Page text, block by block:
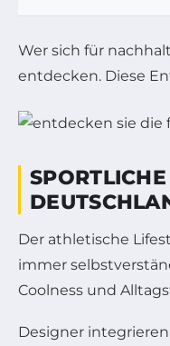
Wer sich für
entdecken. Diese
Der athletische
immer
Coolness und
Designer